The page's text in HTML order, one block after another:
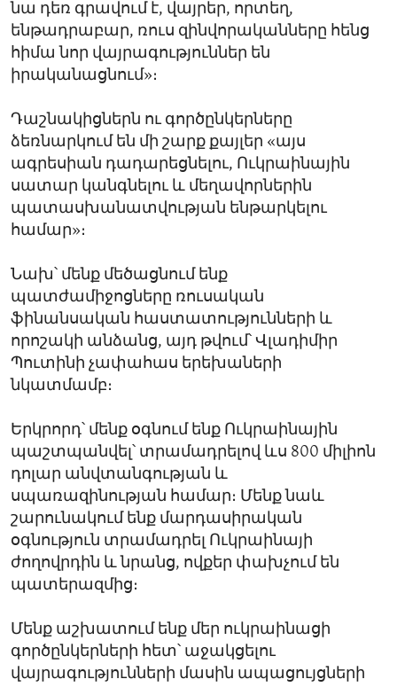
նա դեռ գրավում է, վայրեր, որտեղ,
ենթադրաբար, ռուս զինվորականները հենց
հիմա նոր վայրագություններ են
իրականացնում»։
Դաշնակիցներն ու գործընկերները
ձեռնարկում են մի շարք քայլեր «այս
ագրեսիան դադարեցնելու, Ուկրաինային
սատար կանգնելու և մեղավորներին
պատասխանատվության ենթարկելու
համար»։
Նախ՝ մենք մեծացնում ենք
պատժամիջոցները ռուսական
ֆինանսական հաստատությունների և
որոշակի անձանց, այդ թվում՝ Վլադիմիր
Պուտինի չափահաս երեխաների
նկատմամբ։
Երկրորդ՝ մենք օգնում ենք Ուկրաինային
պաշտպանվել՝ տրամադրելով ևս 800 միլիոն
դոլար անվտանգության և
սպառազինության համար։ Մենք նաև
շարունակում ենք մարդասիրական
օգնություն տրամադրել Ուկրաինայի
ժողովրդին և նրանց, ովքեր փախչում են
պատերազմից։
Մենք աշխատում ենք մեր ուկրաինացի
գործընկերների հետ՝ աջակցելու
վայրագությունների մասին ապացույցների